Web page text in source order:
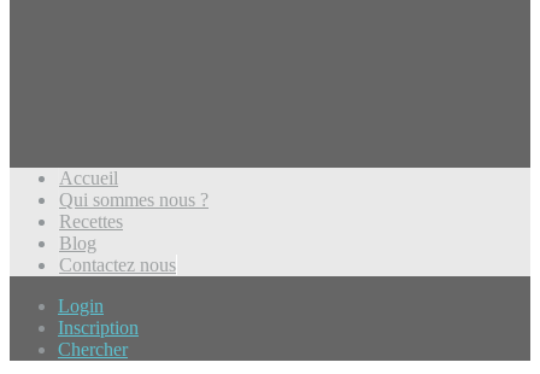
Accueil
Qui sommes nous ?
Recettes
Blog
Contactez nous
Login
Inscription
Chercher